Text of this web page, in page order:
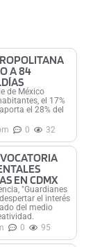
A 84
de México
el 17%
el 28% del
0 32
EN CDMX
"Guardianes
el interés
del medio
0 95